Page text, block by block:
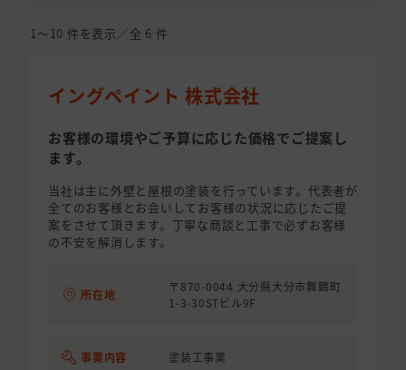
1〜10 件を表示／全 6 件
イングペイント 株式会社
お客様の環境やご予算に応じた価格でご提案し
ます。
当社は主に外壁と屋根の塗装を行っています。代表者が
全てのお客様とお会いしてお客様の状況に応じたご提
案をさせて頂きます。丁寧な商談と工事で必ずお客様
の不安を解消します。
所在地
〒870-0044 大分県大分市舞鶴町
1-3-30STビル9F
事業内容 塗装工事業